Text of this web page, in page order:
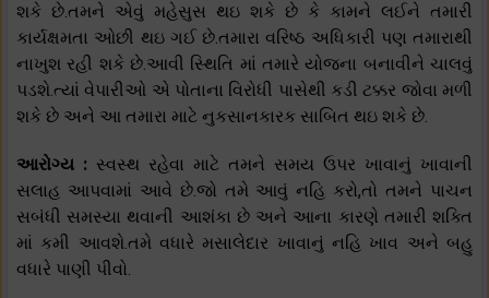
શકે છે.તમને એવું મહેસુસ થઇ શકે છે કે કામને લઈને તમારી
કાર્યક્ષમતા ઓછી થઇ ગઈ છે.તમારા વરિષ્ઠ અધિકારી પણ તમારાથી
નાખુશ રહી શકે છે.આવી સ્થિતિ માં તમારે યોજના બનાવીને ચાલવું
પડશે.ત્યાં વેપારીઓ એ પોતાના વિરોધી પાસેથી કડી ટક્કર જોવા મળી
શકે છે અને આ તમારા માટે નુકસાનકારક સાબિત થઇ શકે છે.
આરોગ્ય : સ્વસ્થ રહેવા માટે તમને સમય ઉપર ખાવાનું ખાવાની
સલાહ આપવામાં આવે છે.જો તમે આવું નહિ કરો,તો તમને પાચન
સબંધી સમસ્યા થવાની આશંકા છે અને આના કારણે તમારી શક્તિ
માં કમી આવશે.તમે વધારે મસાલેદાર ખાવાનું નહિ ખાવ અને બહુ
વધારે પાણી પીવો.